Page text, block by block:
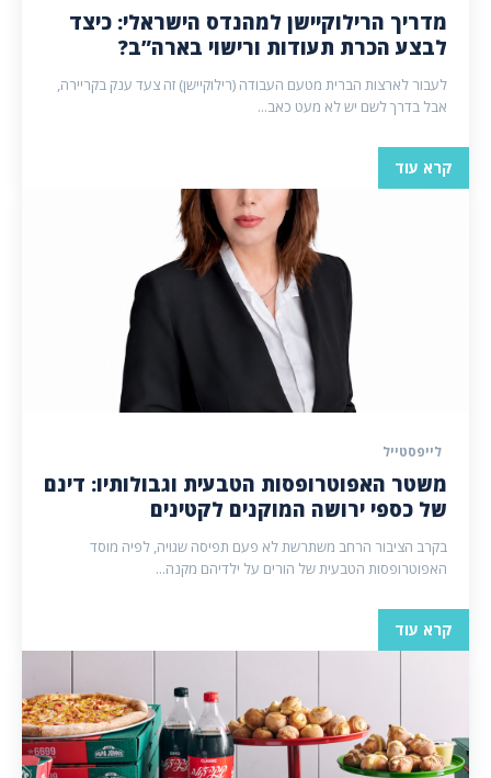
מדריך הרילוקיישן למהנדס הישראלי: כיצד
לבצע הכרת תעודות ורישוי בארה”ב?
לעבור לארצות הברית מטעם העבודה (רילוקיישן) זה צעד ענק בקריירה,
אבל בדרך לשם יש לא מעט כאב...
קרא עוד
לייפסטייל
משטר האפוטרופסות הטבעית וגבולותיו: דינם
של כספי ירושה המוקנים לקטינים
בקרב הציבור הרחב משתרשת לא פעם תפיסה שגויה, לפיה מוסד
האפוטרופסות הטבעית של הורים על ילדיהם מקנה...
קרא עוד